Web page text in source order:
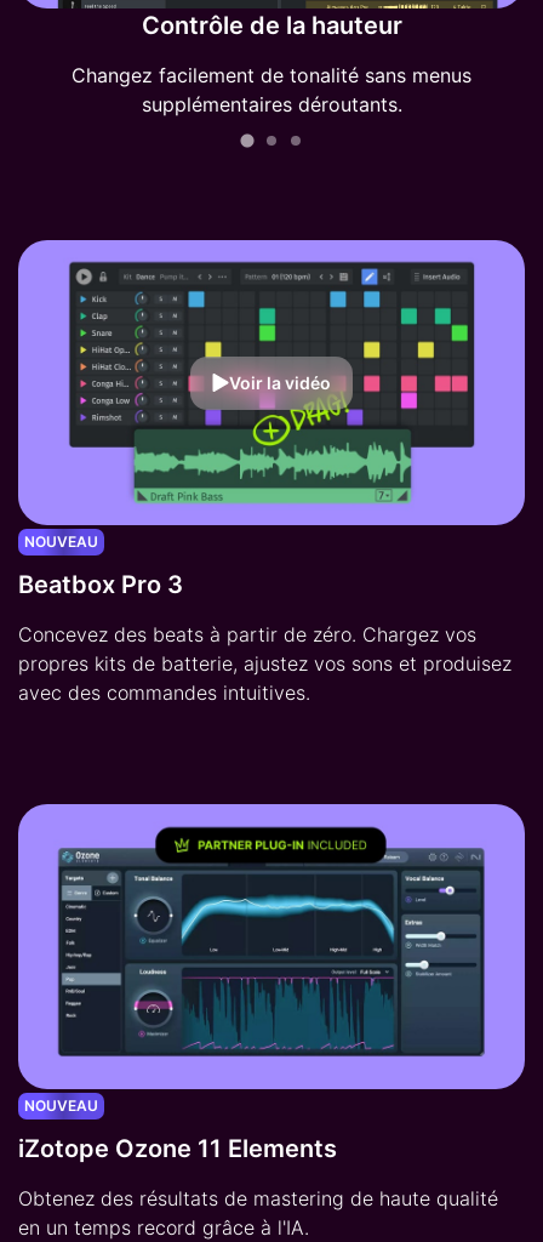
Contrôle de la hauteur
Changez facilement de tonalité sans menus
supplémentaires déroutants.
Voir la vidéo
NOUVEAU
Beatbox Pro 3
Concevez des beats à partir de zéro. Chargez vos
propres kits de batterie, ajustez vos sons et produisez
avec des commandes intuitives.
NOUVEAU
iZotope Ozone 11 Elements
Obtenez des résultats de mastering de haute qualité
en un temps record grâce à l'IA.